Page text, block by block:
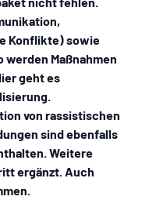
Konflikte) sowie
werden Maßnahmen
geht es
von rassistischen
sind ebenfalls
Weitere
ergänzt. Auch